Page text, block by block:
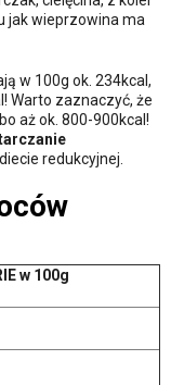
jak wieprzowina ma
w 100g ok. 234kcal,
Warto zaznaczyć, że
aż ok. 800-900kcal!
redukcyjnej.
w 100g